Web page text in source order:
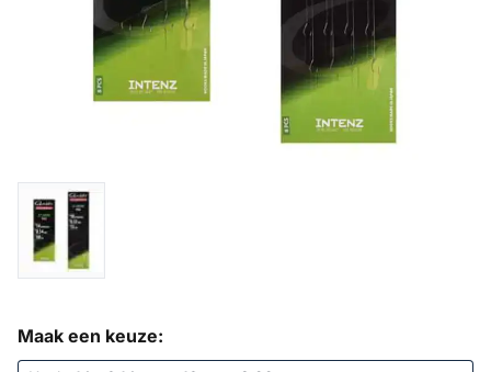
Maak een keuze: